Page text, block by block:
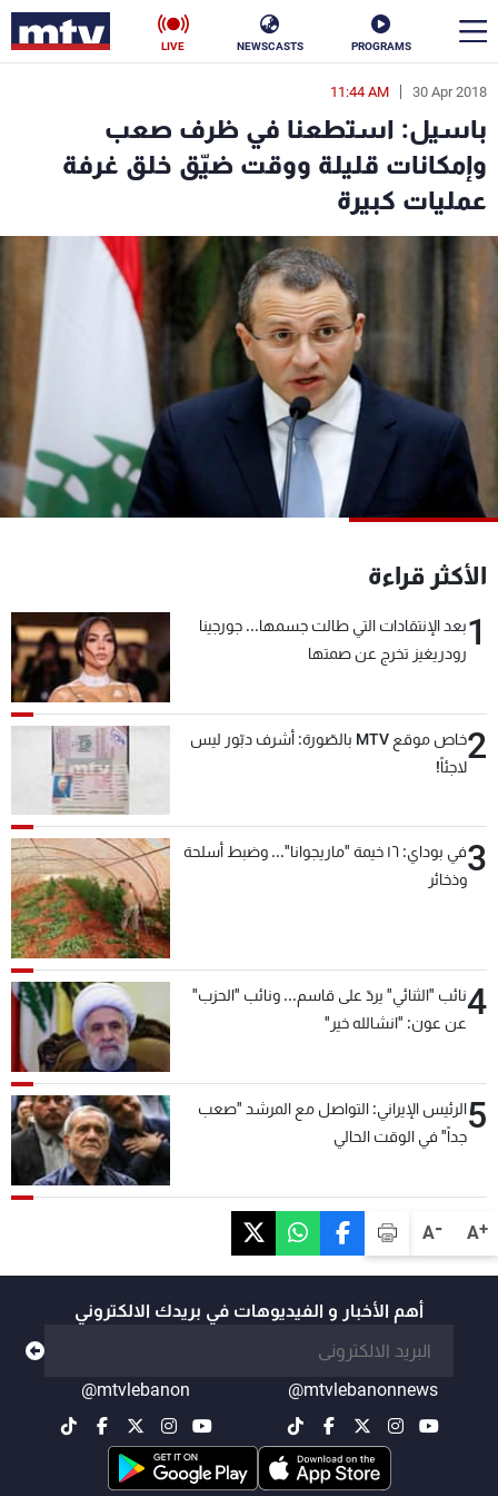
PROGRAMS
NEWSCASTS
LIVE
A+
A-
30 Apr 2018
11:44 AM
باسيل: استطعنا في ظرف صعب
وإمكانات قليلة ووقت ضيّق خلق غرفة
عمليات كبيرة
الأكثر قراءة
1بعد الإنتقادات التي طالت جسمها... جورجينا
رودريغيز تخرج عن صمتها
2
خاص موقع MTV بالصّورة: أشرف دبّور ليس
لاجئاً!
3
في بوداي: ١٦ خيمة "ماريجوانا"... وضبط أسلحة
وذخائر
4نائب "الثنائي" يردّ على قاسم... ونائب "الحزب"
عن عون: "انشالله خير"
5الرئيس الإيراني: التواصل مع المرشد "صعب
جداً" في الوقت الحالي
أهم الأخبار و الفيديوهات في بريدك الالكتروني
@mtvlebanonnews
@mtvlebanon
en
الأخبار
سياسة
رياضة
كأس العالم
البرامج
جدول البرامج
شاهد البرامج
عن MTV
الإنـتـاج
وظائف
شروط الإسـتخدام
سياسة الخصوصية